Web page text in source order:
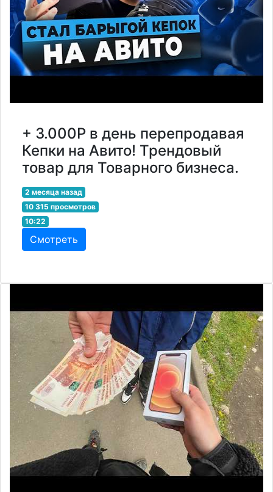
+ 3.000Р в день перепродавая
Кепки на Авито! Трендовый
товар для Товарного бизнеса.
2 месяца назад
10 315 просмотров
10:22
Смотреть